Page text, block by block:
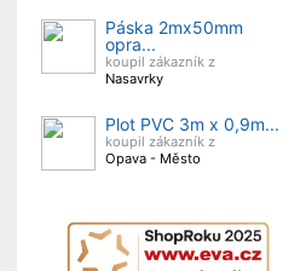
Páska 2mx50mm
opra...
koupil zákazník z
Nasavrky
Plot PVC 3m x 0,9m...
koupil zákazník z
Opava - Město